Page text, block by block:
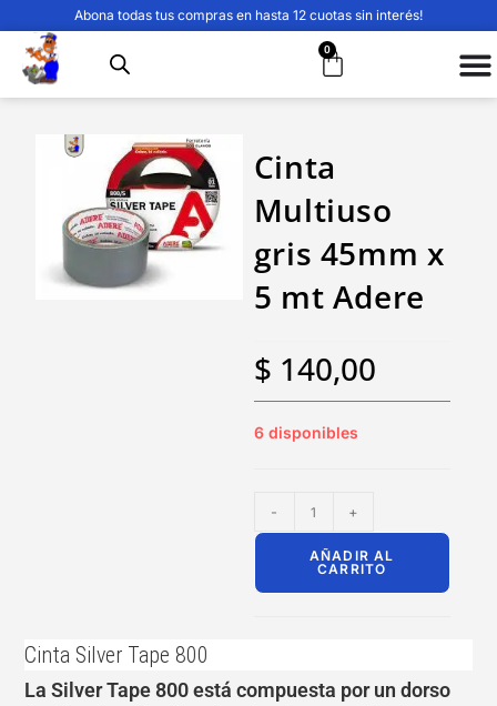
Abona todas tus compras en hasta 12 cuotas sin interés!
0
Cinta
Multiuso
gris 45mm x
5 mt Adere
$ 140,00
6 disponibles
- +
AÑADIR AL
CARRITO
Cinta Silver Tape 800
La Silver Tape 800 está compuesta por un dorso